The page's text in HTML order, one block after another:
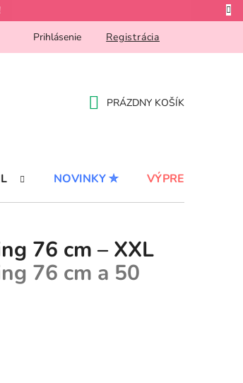
Prihlásenie Registrácia
PRÁZDNY KOŠÍK
NOVINKY ✮ VÝPREDAJ %
76 cm – XXL
76 cm a 50